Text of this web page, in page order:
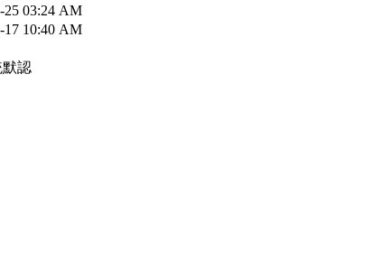
25 03:24 AM
17 10:40 AM
默認